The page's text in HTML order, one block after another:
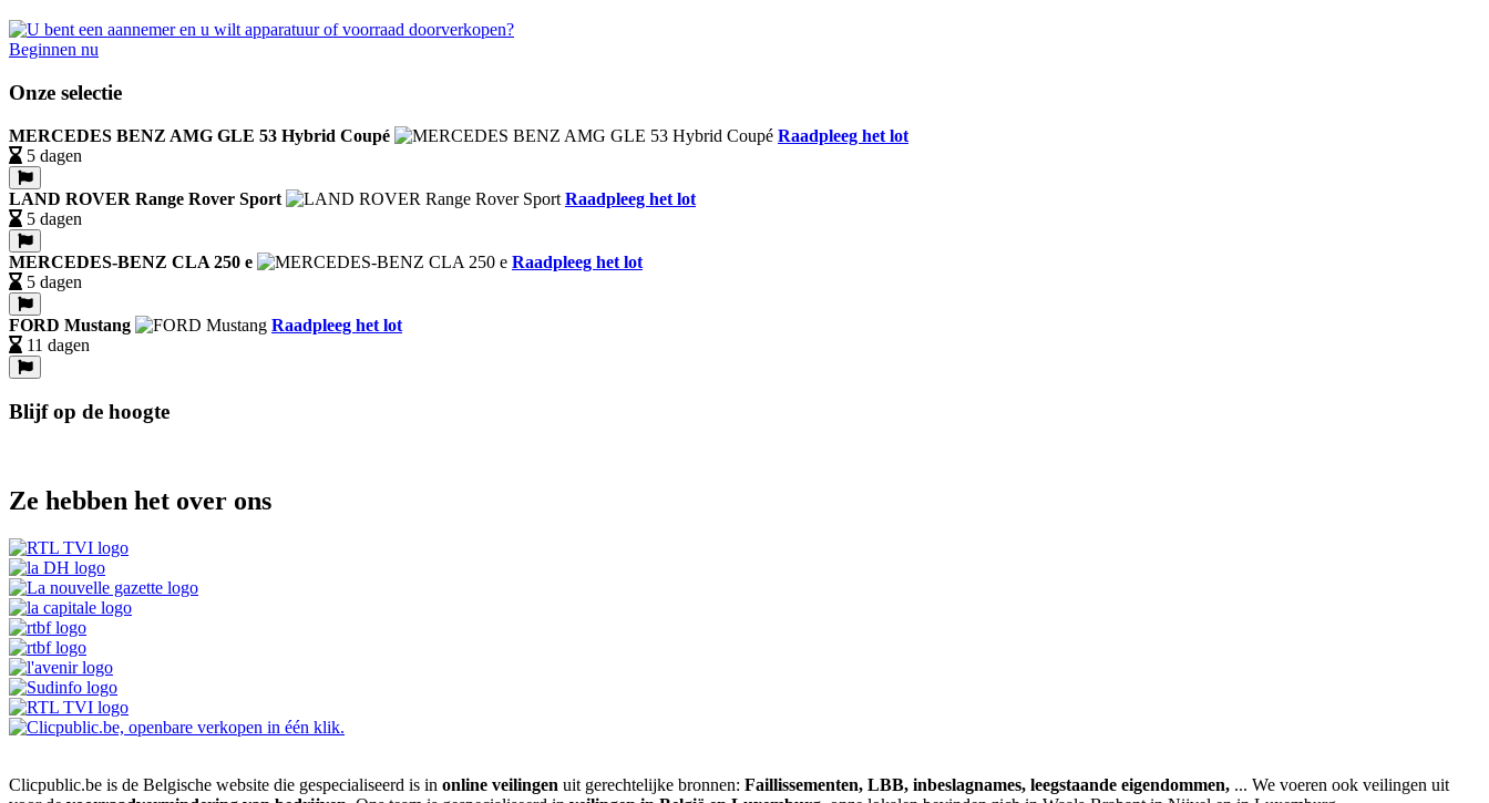
Beginnen nu
Onze selectie
MERCEDES BENZ AMG GLE 53 Hybrid Coupé
Raadpleeg het lot
5 dagen
LAND ROVER Range Rover Sport
Raadpleeg het lot
5 dagen
MERCEDES-BENZ CLA 250 e
Raadpleeg het lot
5 dagen
FORD Mustang
Raadpleeg het lot
11 dagen
Blijf op de hoogte
Ze hebben het over ons
Clicpublic.be is de Belgische website die gespecialiseerd is in online veilingen uit gerechtelijke bronnen: Faillissementen, LBB, inbeslagnames, leegstaande eigendommen, ... We voeren ook veilingen uit